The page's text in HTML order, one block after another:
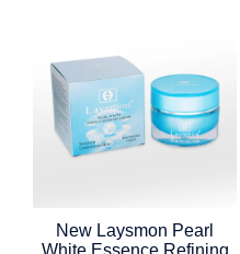
New Laysmon Pearl